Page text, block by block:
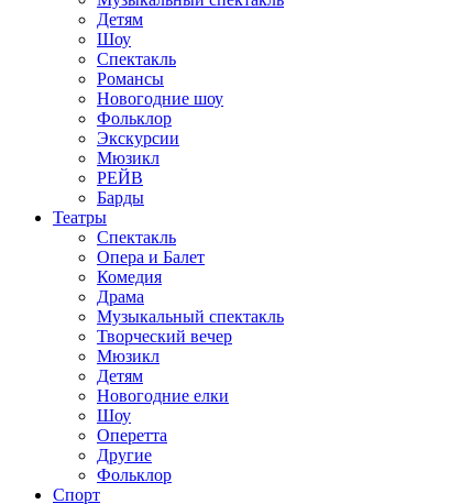
Детям
Шоу
Спектакль
Романсы
Новогодние шоу
Фольклор
Экскурсии
Мюзикл
РЕЙВ
Барды
Театры
Спектакль
Опера и Балет
Комедия
Драма
Музыкальный спектакль
Творческий вечер
Мюзикл
Детям
Новогодние елки
Шоу
Оперетта
Другие
Фольклор
Спорт